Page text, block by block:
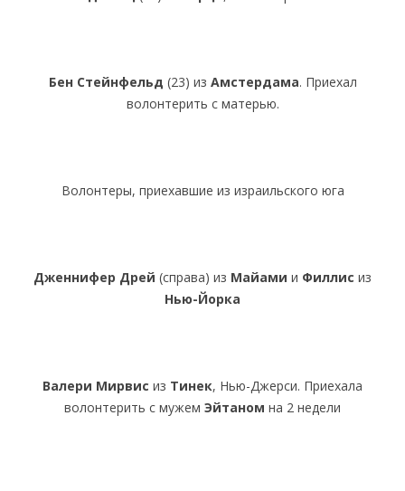
Бен Стейнфельд (23) из Амстердама. Приехал
волонтерить с матерью.
Волонтеры, приехавшие из израильского юга
Дженнифер Дрей (справа) из Майами и Филлис из
Нью-Йорка
Валери Мирвис из Тинек, Нью-Джерси. Приехала
волонтерить с мужем Эйтаном на 2 недели